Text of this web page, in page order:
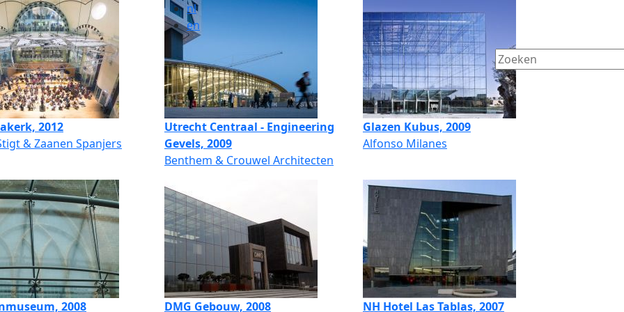
nl
en
2012
& Zaanen Spanjers
Utrecht Centraal - Engineering
Gevels, 2009
Benthem & Crouwel Architecten
Glazen Kubus, 2009
Alfonso Milanes
2008
DMG Gebouw, 2008
NH Hotel Las Tablas, 2007